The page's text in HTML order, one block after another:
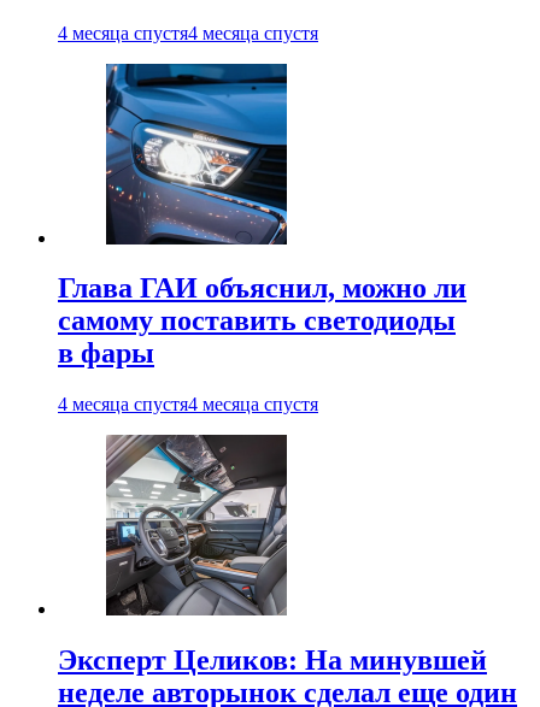
4 месяца спустя4 месяца спустя
Глава ГАИ объяснил, можно ли
самому поставить светодиоды
в фары
4 месяца спустя4 месяца спустя
Эксперт Целиков: На минувшей
неделе авторынок сделал еще один